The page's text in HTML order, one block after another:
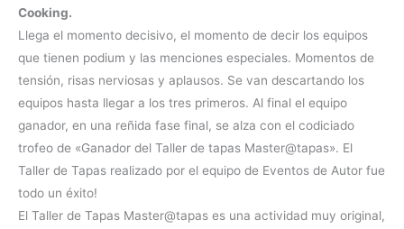
Cooking.
Llega el momento decisivo, el momento de decir los equipos
que tienen podium y las menciones especiales. Momentos de
tensión, risas nerviosas y aplausos. Se van descartando los
equipos hasta llegar a los tres primeros. Al final el equipo
ganador, en una reñida fase final, se alza con el codiciado
trofeo de «Ganador del Taller de tapas Master@tapas». El
Taller de Tapas realizado por el equipo de Eventos de Autor fue
todo un éxito!
El Taller de Tapas Master@tapas es una actividad muy original,